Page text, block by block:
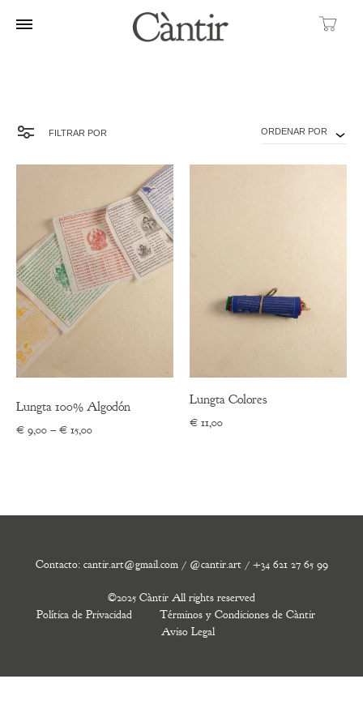
FILTRAR POR ORDENAR POR
Lungta 100% Algodón
€ 9,00 – € 15,00Price
Lungta Colores
€ 11,00
©2025 Càntir All rights reserved
Política de Privacidad
Términos y Condiciones de Càntir
Aviso Legal
Contacto: cantir.art@gmail.com / @cantir.art / +34 621 27 65 99